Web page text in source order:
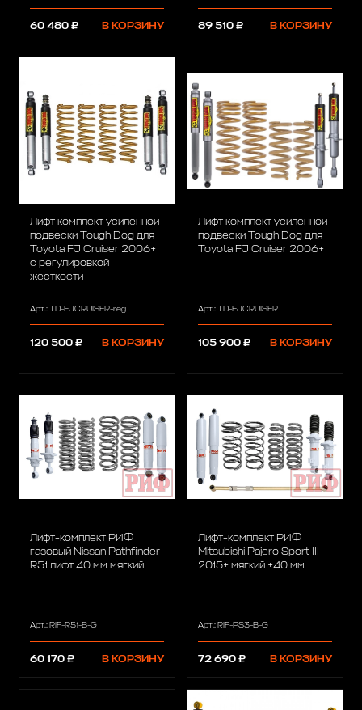
60 480 ₽ В КОРЗИНУ 89 510 ₽ В КОРЗИНУ
Лифт комплект усиленной
подвески Tough Dog для
Toyota FJ Cruiser 2006+
с регулировкой
жесткости
Арт.: TD-FJCRUISER-reg
120 500 ₽ В КОРЗИНУ
Лифт комплект усиленной
подвески Tough Dog для
Toyota FJ Cruiser 2006+
Арт.: TD-FJCRUISER
105 900 ₽ В КОРЗИНУ
Лифт-комплект РИФ
газовый Nissan Pathfinder
R51 лифт 40 мм мягкий
Арт.: RIF-R51-B-G
60 170 ₽ В КОРЗИНУ
Лифт-комплект РИФ
Mitsubishi Pajero Sport III
2015+ мягкий +40 мм
Арт.: RIF-PS3-B-G
72 690 ₽ В КОРЗИНУ